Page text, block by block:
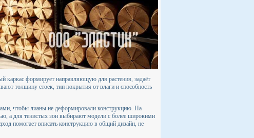
каркас формирует направляющую для растения, задаёт
толщину стоек, тип покрытия от влаги и способность
чтобы лианы не деформировали конструкцию. На
а для тенистых зон выбирают модели с более широкими
помогает вписать конструкцию в общий дизайн, не